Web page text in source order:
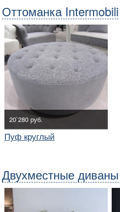
Оттоманка Intermobili
20`280 руб.
Пуф круглый
Двухместные